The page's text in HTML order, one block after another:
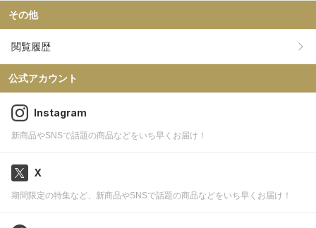
その他
閲覧履歴
公式アカウント
Instagram
新商品やSNSで話題の商品などをいち早くお届け！
X
期間限定の特集など、新商品やSNSで話題の商品などをいち早くお届け！